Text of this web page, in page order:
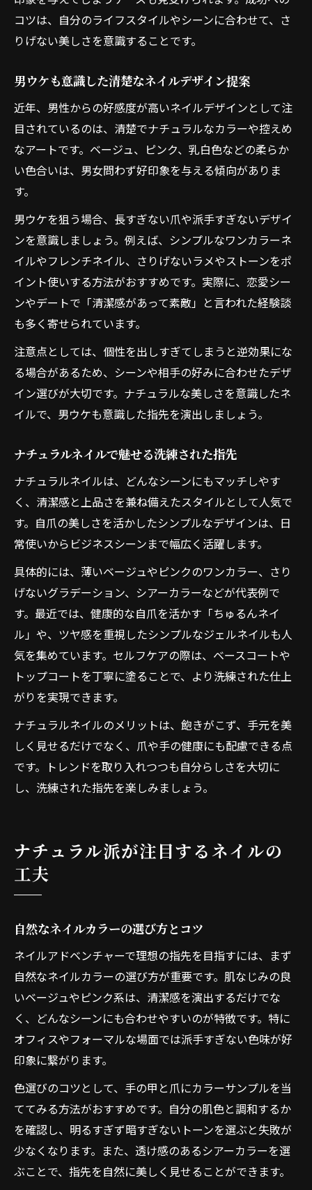
コツは、自分のライフスタイルやシーンに合わせて、さ
りげない美しさを意識することです。
男ウケも意識した清楚なネイルデザイン提案
近年、男性からの好感度が高いネイルデザインとして注
目されているのは、清楚でナチュラルなカラーや控えめ
なアートです。ベージュ、ピンク、乳白色などの柔らか
い色合いは、男女問わず好印象を与える傾向がありま
す。
男ウケを狙う場合、長すぎない爪や派手すぎないデザイ
ンを意識しましょう。例えば、シンプルなワンカラーネ
イルやフレンチネイル、さりげないラメやストーンをポ
イント使いする方法がおすすめです。実際に、恋愛シー
ンやデートで「清潔感があって素敵」と言われた経験談
も多く寄せられています。
注意点としては、個性を出しすぎてしまうと逆効果にな
る場合があるため、シーンや相手の好みに合わせたデザ
イン選びが大切です。ナチュラルな美しさを意識したネ
イルで、男ウケも意識した指先を演出しましょう。
ナチュラルネイルで魅せる洗練された指先
ナチュラルネイルは、どんなシーンにもマッチしやす
く、清潔感と上品さを兼ね備えたスタイルとして人気で
す。自爪の美しさを活かしたシンプルなデザインは、日
常使いからビジネスシーンまで幅広く活躍します。
具体的には、薄いベージュやピンクのワンカラー、さり
げないグラデーション、シアーカラーなどが代表例で
す。最近では、健康的な自爪を活かす「ちゅるんネイ
ル」や、ツヤ感を重視したシンプルなジェルネイルも人
気を集めています。セルフケアの際は、ベースコートや
トップコートを丁寧に塗ることで、より洗練された仕上
がりを実現できます。
ナチュラルネイルのメリットは、飽きがこず、手元を美
しく見せるだけでなく、爪や手の健康にも配慮できる点
です。トレンドを取り入れつつも自分らしさを大切に
し、洗練された指先を楽しみましょう。
ナチュラル派が注目するネイルの
工夫
自然なネイルカラーの選び方とコツ
ネイルアドベンチャーで理想の指先を目指すには、まず
自然なネイルカラーの選び方が重要です。肌なじみの良
いベージュやピンク系は、清潔感を演出するだけでな
く、どんなシーンにも合わせやすいのが特徴です。特に
オフィスやフォーマルな場面では派手すぎない色味が好
印象に繋がります。
色選びのコツとして、手の甲と爪にカラーサンプルを当
ててみる方法がおすすめです。自分の肌色と調和するか
を確認し、明るすぎず暗すぎないトーンを選ぶと失敗が
少なくなります。また、透け感のあるシアーカラーを選
ぶことで、指先を自然に美しく見せることができます。